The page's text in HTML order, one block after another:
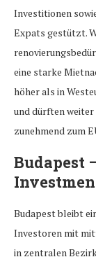
Investitionen
Expats gestützt.
eine starke
höher als in
und dürften
zunehmend zum
Budapest
Budapest bleibt
Investoren mit
in zentralen